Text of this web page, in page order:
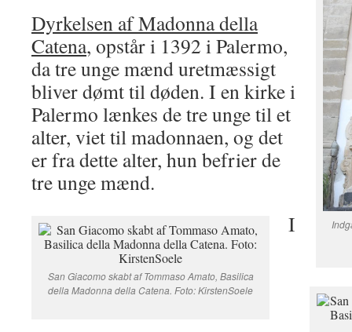
Dyrkelsen af Madonna della
Catena, opstår i 1392 i Palermo,
da tre unge mænd uretmæssigt
bliver dømt til døden. I en kirke i
Palermo lænkes de tre unge til et
alter, viet til madonnaen, og det
er fra dette alter, hun befrier de
tre unge mænd.
San Giacomo skabt af Tommaso Amato, Basilica
della Madonna della Catena. Foto: KirstenSoele
I